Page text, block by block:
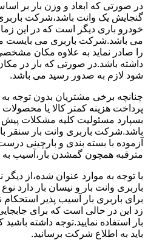
در صورتی که ابعاد و وزن بار بر
گنجایش یک وانت باشد،شرکت
خودرو باری دیگر است که در این
می باشد.شرکت باربری می بایست
را صادر نماید به علاوه مکان مشخصی
داشته باشد.در صورتی که بار در
شود لازم به صدور رسید می باشد.
چنانچه برخی مشتریان بدون توجه
پرداخت هزینه کمتر کالا یا محصولات
بسپارد مسئولیت کلیه مشکلات پیش
باشد.شرکت باربری وانت بار سنقر
آزموده با بسته بندی و بارچینی
مترقبه همچون گمشدن بار،آسیب به
با توجه به موارد عنوان شده،از
باربری وانت بار و نیسان بار دارد
برای باربری بار آسیب پذیر
زد این در حالی است که برای
بار استفاده نمایید.توجه داشته
باید به اطلاع شرکت برسانید.